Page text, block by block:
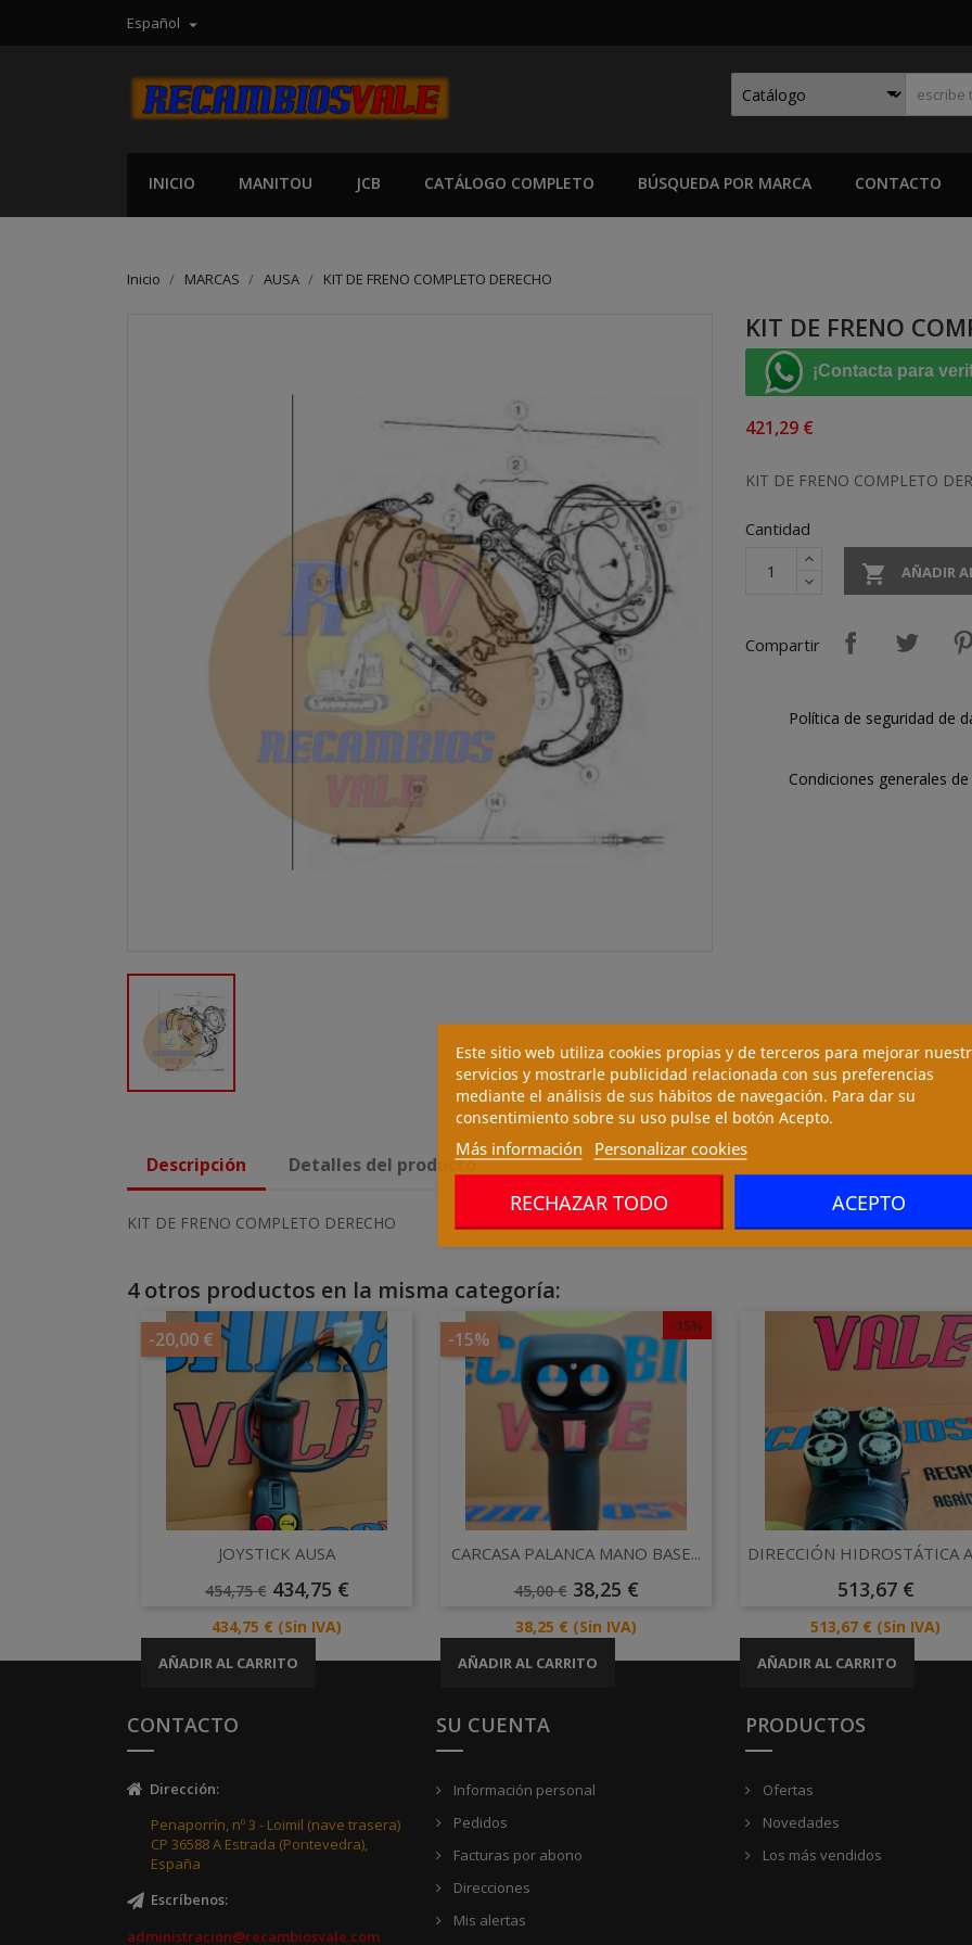
Español 
INICIO MANITOU JCB CATÁLOGO COMPLETO BÚSQUEDA POR MARCA CONTACTO
Inicio MARCAS AUSA KIT DE FRENO COMPLETO DERECHO
KIT DE FRENO
¡Contacta para
421,29 €
KIT DE FRENO COMPLETO
Cantidad
 AÑADIR
Compartir
Política de seguridad de
Condiciones generales
Descripción Detalles del producto
KIT DE FRENO COMPLETO DERECHO
4 otros productos en la misma categoría:
-20,00 €
Vista rápida
JOYSTICK AUSA
Precio
454,75 € Precio
434,75 €
Precio
434,75 € (Sin IVA)
AÑADIR AL CARRITO
-15%
-15%
Vista rápida
CARCASA PALANCA MANO BASE...
Precio
45,00 € Precio
38,25 €
Precio
38,25 € (Sin IVA)
AÑADIR AL CARRITO
 Vista rápida
DIRECCIÓN HIDROSTÁTICA
Precio
513,67 €
Precio
513,67 € (Sin IVA)
AÑADIR AL CARRITO
CONTACTO
Dirección:
Penaporrín, nº 3 - Loimil (nave trasera)
CP 36588 A Estrada (Pontevedra),
España
Escríbenos:
administracion@recambiosvale.com
SU CUENTA
Información personal
Pedidos
Facturas por abono
Direcciones
Mis alertas
PRODUCTOS
Ofertas
Novedades
Los más vendidos
Este sitio web utiliza cookies propias y de terceros para mejorar
servicios y mostrarle publicidad relacionada con sus preferencias
mediante el análisis de sus hábitos de navegación. Para dar su
consentimiento sobre su uso pulse el botón Acepto.
Más información Personalizar cookies
RECHAZAR TODO ACEPTO